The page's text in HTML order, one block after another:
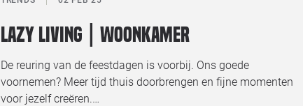
Lazy Living | Woonkamer
De reuring van de feestdagen is voorbij. Ons goede
voornemen? Meer tijd thuis doorbrengen en fijne momenten
voor jezelf creëren.…